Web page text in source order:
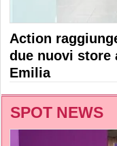
Action
due nuovi store
Emilia
SPOT NEWS